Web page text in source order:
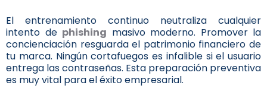
El entrenamiento continuo neutraliza cualquier
intento de phishing masivo moderno. Promover la
concienciación resguarda el patrimonio financiero de
tu marca. Ningún cortafuegos es infalible si el usuario
entrega las contraseñas. Esta preparación preventiva
es muy vital para el éxito empresarial.